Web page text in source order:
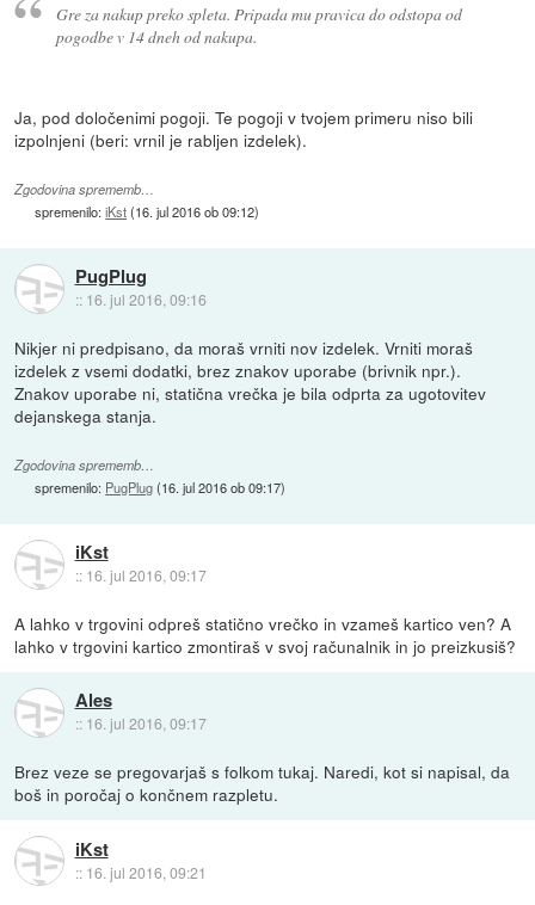
Gre za nakup preko spleta. Pripada mu pravica do odstopa od
pogodbe v 14 dneh od nakupa.
Ja, pod določenimi pogoji. Te pogoji v tvojem primeru niso bili
izpolnjeni (beri: vrnil je rabljen izdelek).
Zgodovina sprememb…
spremenilo:iKst(16. jul 2016 ob 09:12)
PugPlug
:: 16. jul 2016, 09:16
Nikjer ni predpisano, da moraš vrniti nov izdelek. Vrniti moraš
izdelek z vsemi dodatki, brez znakov uporabe (brivnik npr.).
Znakov uporabe ni, statična vrečka je bila odprta za ugotovitev
dejanskega stanja.
Zgodovina sprememb…
spremenilo: PugPlug(16. jul 2016 ob 09:17)
iKst
:: 16. jul 2016, 09:17
A lahko v trgovini odpreš statično vrečko in vzameš kartico ven? A
lahko v trgovini kartico zmontiraš v svoj računalnik in jo preizkusiš?
Ales
:: 16. jul 2016, 09:17
Brez veze se pregovarjaš s folkom tukaj. Naredi, kot si napisal, da
boš in poročaj o končnem razpletu.
iKst
:: 16. jul 2016, 09:21